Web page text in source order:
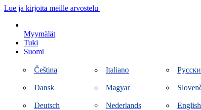
Siirry
Lue ja kirjoita meille arvostelu
Myymälät
Tuki
Suomi
Čeština Italiano
Dansk Magyar
Deutsch Nederlands English